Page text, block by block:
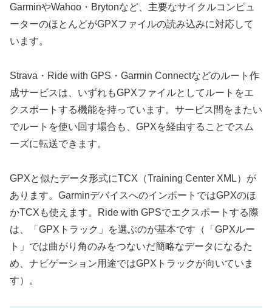
GarminやWahoo・Brytonなど、主要なサイクルコンピュ
ーターのほとんどがGPXファイルの読み込みに対応して
います。
Strava・Ride with GPS・Garmin Connectなどのルート作
成サービスは、いずれもGPXファイルとしてルートをエ
クスポートする機能を持っています。サービス間をまたい
でルートを使い回す場合も、GPXを経由することでスム
ーズに転送できます。
GPXと似たデータ形式にTCX（Training Center XML）が
あります。GarminデバイスへのインポートではGPXのほ
かTCXも使えます。Ride with GPSでエクスポートする際
は、「GPXトラック」を選ぶのが基本です（「GPXルー
ト」では曲がり角のみをつないだ簡略なデータになるた
め、ナビゲーション用途ではGPXトラックが向いていま
す）。